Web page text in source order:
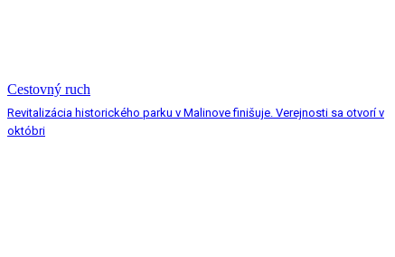
Cestovný ruch
Revitalizácia historického parku v Malinove finišuje. Verejnosti sa otvorí v
októbri